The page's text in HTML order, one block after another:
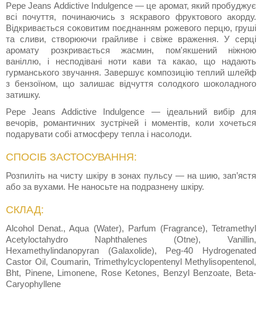
Pepe Jeans Addictive Indulgence — це аромат, який пробуджує
всі почуття, починаючись з яскравого фруктового акорду.
Відкривається соковитим поєднанням рожевого перцю, груші
та сливи, створюючи грайливе і свіже враження. У серці
аромату розкривається жасмин, пом'якшений ніжною
ваніллю, і несподівані ноти кави та какао, що надають
гурманського звучання. Завершує композицію теплий шлейф
з бензоїном, що залишає відчуття солодкого шоколадного
затишку.
Pepe Jeans Addictive Indulgence — ідеальний вибір для
вечорів, романтичних зустрічей і моментів, коли хочеться
подарувати собі атмосферу тепла і насолоди.
СПОСІБ ЗАСТОСУВАННЯ:
Розпиліть на чисту шкіру в зонах пульсу — на шию, зап’ястя
або за вухами. Не наносьте на подразнену шкіру.
СКЛАД:
Alcohol Denat., Aqua (Water), Parfum (Fragrance), Tetramethyl
Acetyloctahydro Naphthalenes (Otne), Vanillin,
Hexamethylindanopyran (Galaxolide), Peg-40 Hydrogenated
Castor Oil, Coumarin, Trimethylcyclopentenyl Methylisopentenol,
Bht, Pinene, Limonene, Rose Ketones, Benzyl Benzoate, Beta-
Caryophyllene